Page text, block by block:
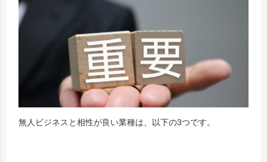
無人ビジネスと相性が良い業種は、以下の3つです。